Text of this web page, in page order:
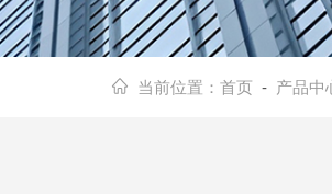
当前位置： 首页 - 产品中